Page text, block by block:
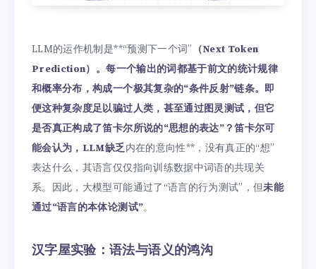
LLM的运作机制是**“预测下一个词” （Next Token
Prediction）。每一个输出的词都基于前文的统计规律
和概率分布，构成一个极其复杂的“条件反射”链条。即
便这种复杂度足以骗过人类，甚至通过图灵测试，但它
是否真正构成了笛卡尔所说的“思想的表达”？笛卡尔可
能会认为，LLM缺乏内在的意向性**，没有真正的“想”
表达什么，其语言仅仅指向训练数据中词语的共现关
系。因此，大模型可能通过了“语言的行为测试”，但未能
通过“语言的本体论测试”。
汉字屋实验：语法与语义的鸿沟